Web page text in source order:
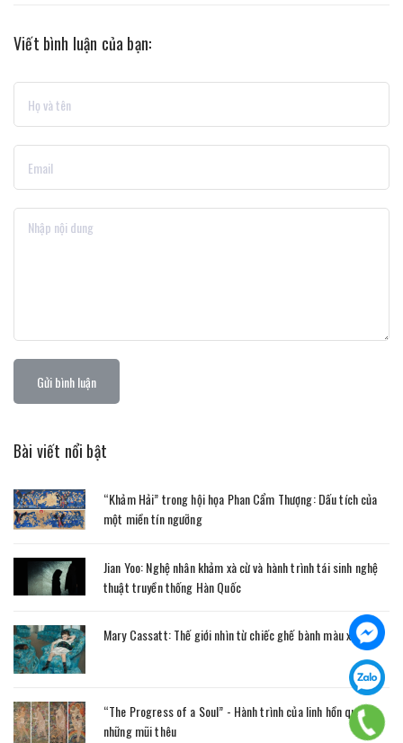
Viết bình luận của bạn:
Gửi bình luận
Bài viết nổi bật
“Khảm Hải” trong hội họa Phan Cẩm Thượng: Dấu tích của
một miền tín ngưỡng
Jian Yoo: Nghệ nhân khảm xà cừ và hành trình tái sinh nghệ
thuật truyền thống Hàn Quốc
Mary Cassatt: Thế giới nhìn từ chiếc ghế bành màu xanh
“The Progress of a Soul” - Hành trình của linh hồn qua
những mũi thêu